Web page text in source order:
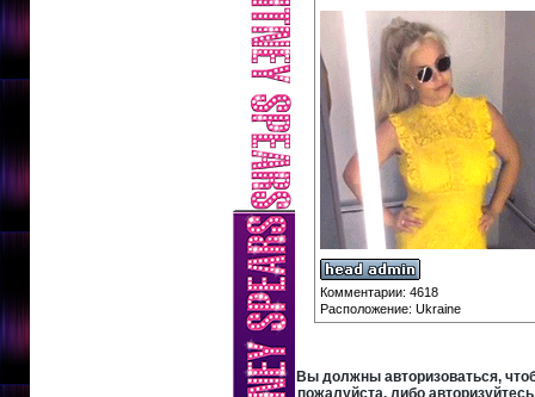
Комментарии: 4618
Расположение: Ukraine
Вы должны авторизоваться,
пожалуйста, либо